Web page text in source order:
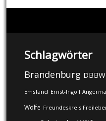
Schlagwörter
Brandenburg DBBW
Emsland Ernst-Ingolf
Wölfe Freundeskreis